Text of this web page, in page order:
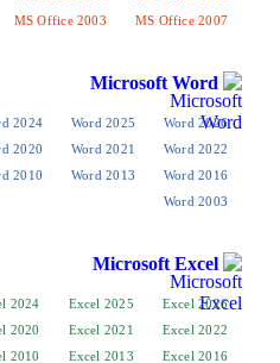
MS Office 2003
Word 2025
Word 2024
Word 2023
Word 2021
Word 2020
Word 2019
Word 2013
Word 2010
Word 2007
Excel 2025
Excel 2024
Excel 2023
Excel 2021
Excel 2020
Excel 2019
Excel 2013
Excel 2010
Excel 2007